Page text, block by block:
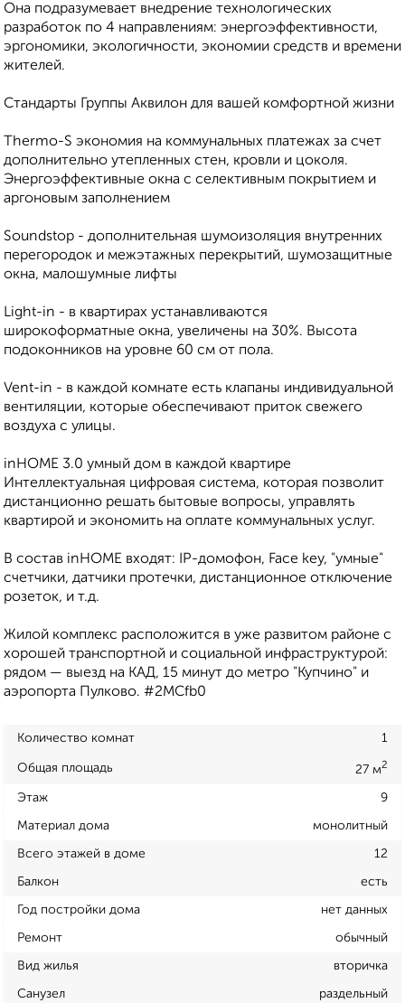
Она подразумевает внедрение технологических
разработок по 4 направлениям: энергоэффективности,
эргономики, экологичности, экономии средств и времени
жителей.
Стандарты Группы Аквилон для вашей комфортной жизни
Thermo-S экономия на коммунальных платежах за счет
дополнительно утепленных стен, кровли и цоколя.
Энергоэффективные окна с селективным покрытием и
аргоновым заполнением
Soundstop - дополнительная шумоизоляция внутренних
перегородок и межэтажных перекрытий, шумозащитные
окна, малошумные лифты
Light-in - в квартирах устанавливаются
широкоформатные окна, увеличены на 30%. Высота
подоконников на уровне 60 см от пола.
Vent-in - в каждой комнате есть клапаны индивидуальной
вентиляции, которые обеспечивают приток свежего
воздуха с улицы.
inHOME 3.0 умный дом в каждой квартире
Интеллектуальная цифровая система, которая позволит
дистанционно решать бытовые вопросы, управлять
квартирой и экономить на оплате коммунальных услуг.
В состав inHOME входят: IP-домофон, Face key, "умные"
счетчики, датчики протечки, дистанционное отключение
розеток, и т.д.
Жилой комплекс расположится в уже развитом районе с
хорошей транспортной и социальной инфраструктурой:
рядом — выезд на КАД, 15 минут до метро "Купчино" и
аэропорта Пулково. #2MCfb0
Количество комнат 1
Общая площадь 27 м2
Этаж 9
Материал дома монолитный
Всего этажей в доме 12
Балкон есть
Год постройки дома нет данных
Ремонт обычный
Вид жилья вторичка
Санузел раздельный